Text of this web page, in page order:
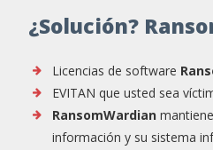
¿Solución?
Licencias de software
EVITAN que usted sea
RansomWardian
información y su sistema